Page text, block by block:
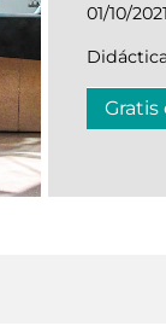
01/10/
Gratis